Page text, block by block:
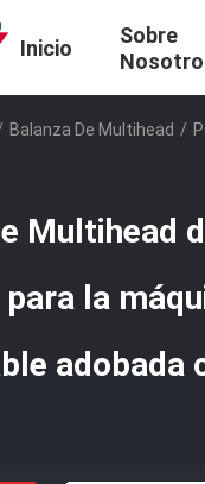
Inicio
Sobre
Balanza De Multihead /
Multihead
la
adobada